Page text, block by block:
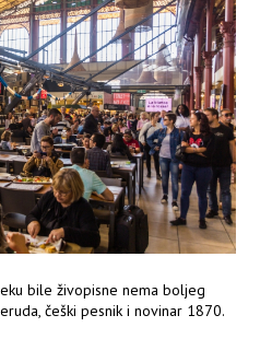
bile živopisne nema boljeg
češki pesnik i novinar 1870.